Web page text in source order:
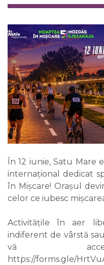
În 12 iunie, Satu
internațional dedicat
în Mișcare! Orașul
celor ce iubesc
Activitățile în aer
indiferent de vârstă
vă
https://forms.gle/